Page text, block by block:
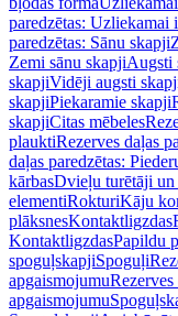
paredzētas: Uzliekamai
paredzētas: Sānu skapji
Zemi sānu skapjiAugsti
skapjiVidēji augsti
skapjiPiekaramie skapji
skapjiCitas mēbeles
plauktiRezerves daļas
daļas paredzētas:
kārbasDvieļu turētāji
elementiRokturiKāju
plāksnesKontaktligzdas
KontaktligzdasPapildu
spoguļskapjiSpoguļi
apgaismojumu
apgaismojumu